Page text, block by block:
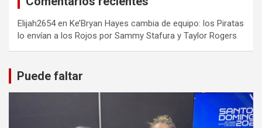
Elijah2654en Ke’Bryan Hayes cambia de equipo: los Piratas
lo envían a los Rojos por Sammy Stafura y Taylor Rogers
Puede faltar